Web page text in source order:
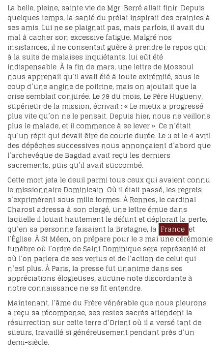
La belle, pleine, sainte vie de Mgr. Berré allait finir. Depuis
quelques temps, la santé du prélat inspirait des craintes à
ses amis. Lui ne se plaignait pas, mais parfois, il avait du
mal à cacher son excessive fatigue. Malgré nos
insistances, il ne consentait guère à prendre le repos qui,
à la suite de malaises inquiétants, lui eût été
indispensable. À la fin de mars, une lettre de Mossoul
nous apprenait qu’il avait été à toute extrémité, sous le
coup d’une angine de poitrine, mais on ajoutait que la
crise semblait conjurée. Le 29 du mois, Le Père Hugueny,
supérieur de la mission, écrivait : « Le mieux a progressé
plus vite qu’on ne le pensait. Depuis hier, nous ne veillons
plus le malade, et il commence à se lever ». Ce n’était
qu’un répit qui devait être de courte durée. Le 3 et le 4 avril
des dépêches successives nous annonçaient d’abord que
l’archevêque de Bagdad avait reçu les derniers
sacrements, puis qu’il avait succombé.
Cette mort jeta le deuil parmi tous ceux qui avaient connu
le missionnaire Dominicain. Où il était passé, les regrets
s’exprimèrent sous mille formes. À Rennes, le cardinal
Charost adressa à son clergé, une lettre émue dans
laquelle il louait hautement le défunt et déplorait la perte,
qu’en sa personne faisaient la Bretagne, la France et
l’Église. À St Méen, on prépare pour le 3 mai une cérémonie
funèbre où l’ordre de Saint Dominique sera représenté et
où l’on parlera de ses vertus et de l’action de celui qui
n’est plus. À Paris, la presse fut unanime dans ses
appréciations élogieuses, aucune note discordante à
notre connaissance ne se fit entendre.
Maintenant, l’âme du Frère vénérable que nous pleurons
a reçu sa récompense, ses restes sacrés attendent la
résurrection sur cette terre d’Orient où il a versé tant de
sueurs, travaillé si généreusement pendant près d’un
demi-siècle.